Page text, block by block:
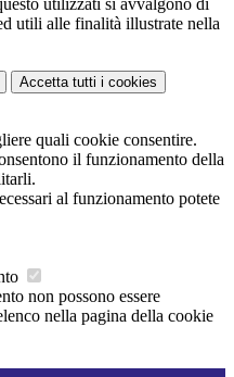
utilizzati si avvalgono di
utili alle finalità illustrate nella
Accetta tutti i cookies
quali cookie consentire.
il funzionamento della
al funzionamento potete
non possono essere
nella pagina della cookie